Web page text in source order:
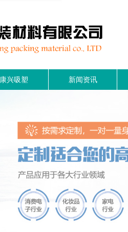
康兴吸塑 新闻资讯